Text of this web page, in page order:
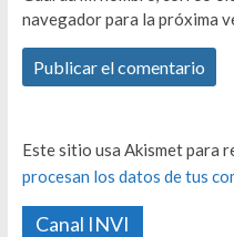
navegador para la próxima
Este sitio usa Akismet para
procesan los datos de tus
Canal INVI